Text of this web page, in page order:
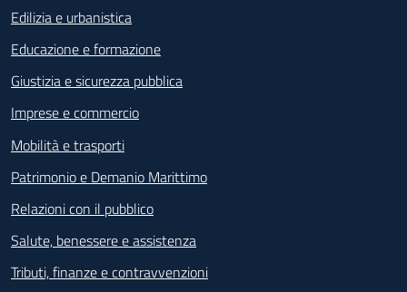
Edilizia e urbanistica
Educazione e formazione
Giustizia e sicurezza pubblica
Imprese e commercio
Mobilità e trasporti
Patrimonio e Demanio Marittimo
Relazioni con il pubblico
Salute, benessere e assistenza
Tributi, finanze e contravvenzioni